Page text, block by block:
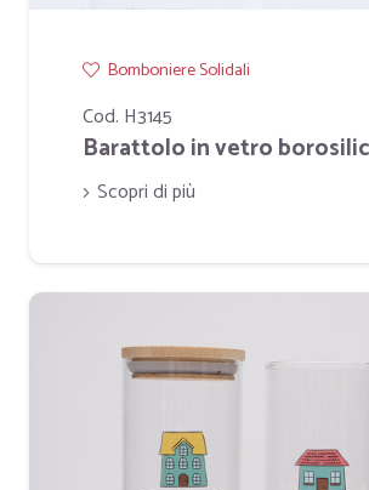
Bomboniere Solidali
Cod. H3145
Barattolo in vetro
Scopri di più